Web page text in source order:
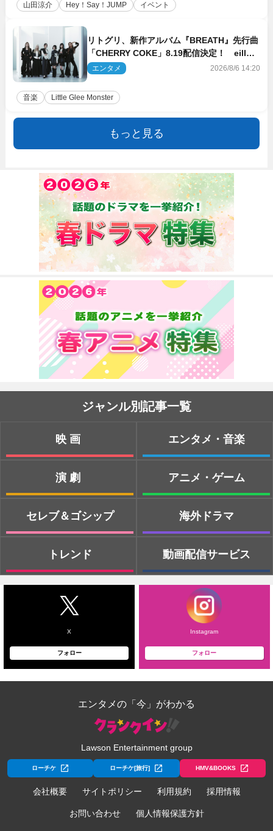
山田涼介 Hey！Say！JUMP イベント
リトグリ、新作アルバム『BREATH』先行曲
「CHERRY COKE」8.19配信決定！ eill書
き下ろしのラブソング
エンタメ 2026/8/6 14:20
音楽 Little Glee Monster
もっと見る
ジャンル別記事一覧
映画
演劇
セレブ＆ゴシップ
トレンド
エンタメ・音楽
アニメ・ゲーム
海外ドラマ
動画配信サービス
X
フォロー
Instagram
フォロー
エンタメの「今」がわかる
Lawson Entertainment group
ローチケ ローチケ[旅行] HMV&BOOKS
会社概要 サイトポリシー 利用規約 採用情報
お問い合わせ 個人情報保護方針